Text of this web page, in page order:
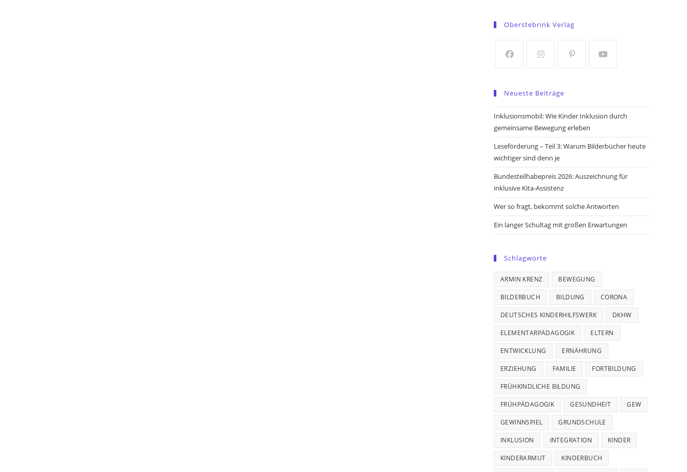
a
tab
Oberstebrink Verlag
a
new
tab
new
tab
a
new
tab
new
tab
Neueste Beiträge
Inklusionsmobil: Wie Kinder Inklusion durch
gemeinsame Bewegung erleben
Leseförderung – Teil 3: Warum Bilderbücher heute
wichtiger sind denn je
Bundesteilhabepreis 2026: Auszeichnung für
inklusive Kita-Assistenz
Wer so fragt, bekommt solche Antworten
Ein langer Schultag mit großen Erwartungen
Schlagworte
ARMIN KRENZ BEWEGUNG
BILDERBUCH BILDUNG CORONA
DEUTSCHES KINDERHILFSWERK DKHW
ELEMENTARPÄDAGOGIK ELTERN
ENTWICKLUNG ERNÄHRUNG
ERZIEHUNG FAMILIE FORTBILDUNG
FRÜHKINDLICHE BILDUNG
FRÜHPÄDAGOGIK GESUNDHEIT GEW
GEWINNSPIEL GRUNDSCHULE
INKLUSION INTEGRATION KINDER
KINDERARMUT KINDERBUCH